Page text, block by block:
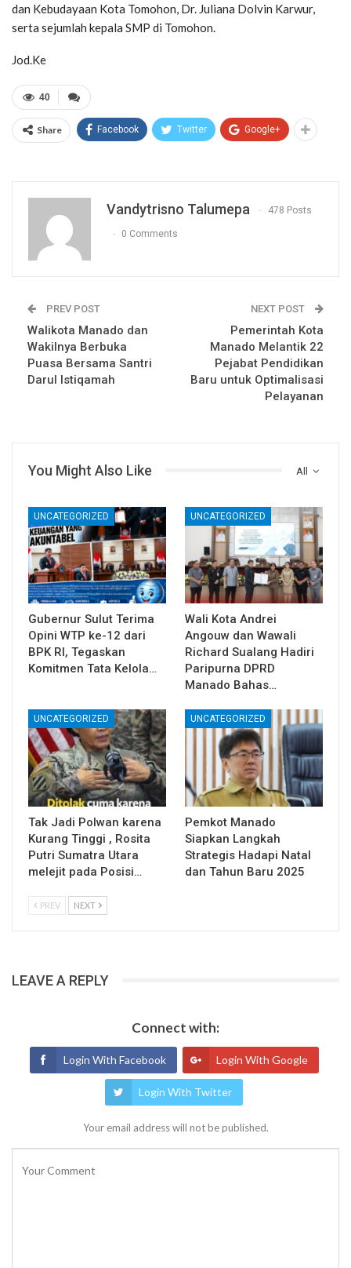
dan Kebudayaan Kota Tomohon, Dr. Juliana Dolvin Karwur,
serta sejumlah kepala SMP di Tomohon.
Jod.Ke
40
Share Facebook Twitter Google+
Vandytrisno Talumepa 478 Posts
0 Comments
PREV POST
Walikota Manado dan
Wakilnya Berbuka
Puasa Bersama Santri
Darul Istiqamah
NEXT POST
Pemerintah Kota
Manado Melantik 22
Pejabat Pendidikan
Baru untuk Optimalisasi
Pelayanan
All
You Might Also Like
UNCATEGORIZED
Gubernur Sulut Terima
Opini WTP ke-12 dari
BPK RI, Tegaskan
Komitmen Tata Kelola…
UNCATEGORIZED
Wali Kota Andrei
Angouw dan Wawali
Richard Sualang Hadiri
Paripurna DPRD
Manado Bahas…
UNCATEGORIZED
Tak Jadi Polwan karena
Kurang Tinggi , Rosita
Putri Sumatra Utara
melejit pada Posisi…
UNCATEGORIZED
Pemkot Manado
Siapkan Langkah
Strategis Hadapi Natal
dan Tahun Baru 2025
PREV NEXT
LEAVE A REPLY
Connect with:
Login With Facebook Login With Google
Login With Twitter
Your email address will not be published.